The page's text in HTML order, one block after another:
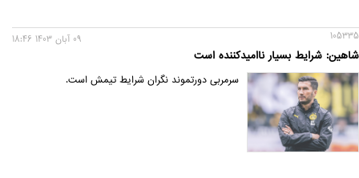
105335
شاهین: شرایط بسیار ناامیدکننده است
09 آبان 1403 18:46
سرمربی دورتموند نگران شرایط تیمش است.